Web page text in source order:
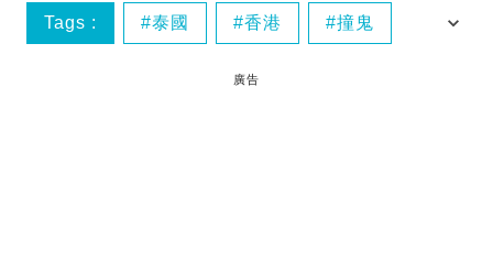
Tags : 泰國 香港 撞鬼
廣告